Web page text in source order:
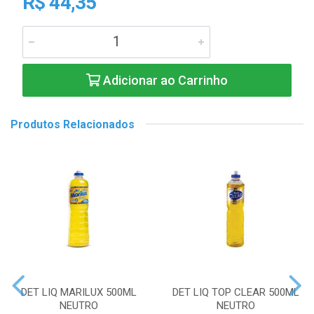
Adicionar ao Carrinho
Produtos Relacionados
DET LIQ MARILUX 500ML
NEUTRO
DET LIQ TOP CLEAR 500ML
NEUTRO